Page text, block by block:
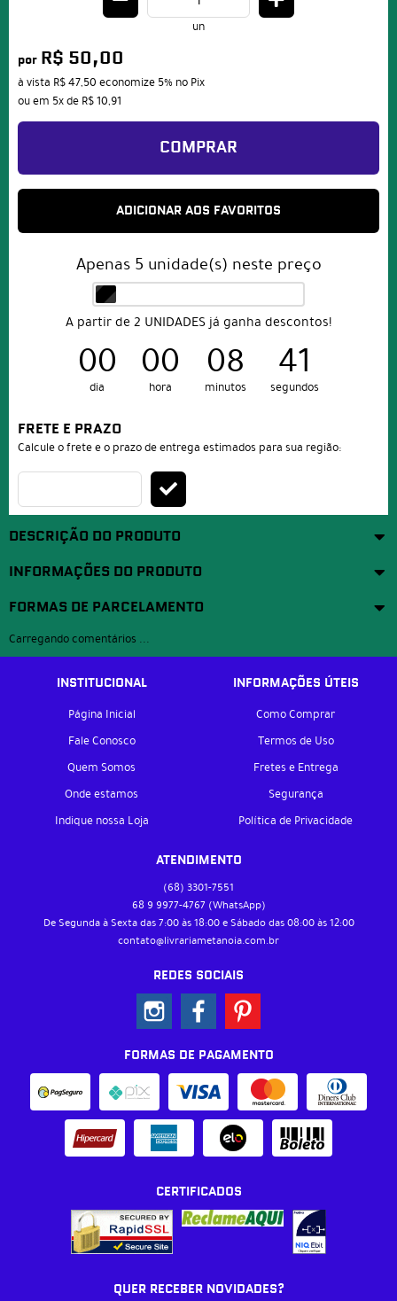
un
por R$ 50,00
à vista R$ 47,50 economize 5% no Pix
ou em 5xde R$ 10,91
COMPRAR
ADICIONAR AOS FAVORITOS
Apenas 5 unidade(s) neste preço
A partir de 2 UNIDADES já ganha descontos!
00
dia
00
hora
08
minutos
41
segundos
FRETE E PRAZO
Calcule o frete e o prazo de entrega estimados para sua região:
DESCRIÇÃO DO PRODUTO
INFORMAÇÕES DO PRODUTO
FORMAS DE PARCELAMENTO
Carregando comentários ...
INSTITUCIONAL
Página Inicial
Fale Conosco
Quem Somos
Onde estamos
Indique nossa Loja
INFORMAÇÕES ÚTEIS
Como Comprar
Termos de Uso
Fretes e Entrega
Segurança
Política de Privacidade
ATENDIMENTO
(68) 3301-7551
68 9 9977-4767 (WhatsApp)
De Segunda à Sexta das 7:00 às 18:00 e Sábado das 08:00 às 12:00
contato@livrariametanoia.com.br
REDES SOCIAIS
FORMAS DE PAGAMENTO
CERTIFICADOS
QUER RECEBER NOVIDADES?